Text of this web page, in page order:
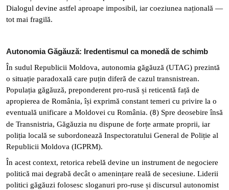
Dialogul devine astfel aproape imposibil, iar coeziunea națională —
tot mai fragilă.
Autonomia Găgăuză: Iredentismul ca monedă de schimb
În sudul Republicii Moldova, autonomia găgăuză (UTAG) prezintă
o situație paradoxală care puțin diferă de cazul transnistrean.
Populația găgăuză, preponderent pro-rusă și reticentă față de
apropierea de România, își exprimă constant temeri cu privire la o
eventuală unificare a Moldovei cu România. (8) Spre deosebire însă
de Transnistria, Găgăuzia nu dispune de forțe armate proprii, iar
poliția locală se subordonează Inspectoratului General de Poliție al
Republicii Moldova (IGPRM).
În acest context, retorica rebelă devine un instrument de negociere
politică mai degrabă decât o amenințare reală de secesiune. Liderii
politici găgăuzi folosesc sloganuri pro-ruse și discursul autonomist